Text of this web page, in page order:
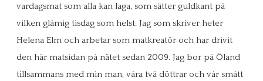
vardagsmat som alla kan laga, som sätter guldkant på
vilken glåmig tisdag som helst. Jag som skriver heter
Helena Elm och arbetar som matkreatör och har drivit
den här matsidan på nätet sedan 2009. Jag bor på Öland
tillsammans med min man, våra två döttrar och vår smått